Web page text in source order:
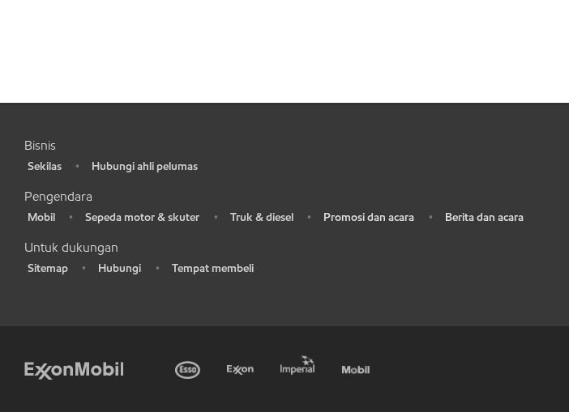
Bisnis
Sekilas • Hubungi ahli pelumas
Pengendara
Mobil • Sepeda motor & skuter • Truk & diesel • Promosi dan acara • Berita dan acara
Untuk dukungan
Sitemap • Hubungi • Tempat membeli